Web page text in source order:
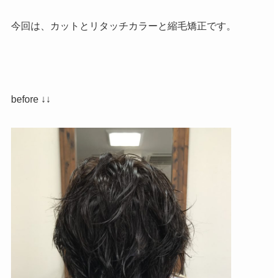
今回は、カットとリタッチカラーと縮毛矯正です。
before ↓↓